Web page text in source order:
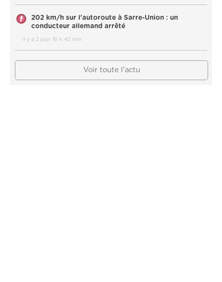
202 km/h sur l'autoroute à Sarre-Union : un
conducteur allemand arrêté
il y a 2 jour 16 h 42 min
Voir toute l'actu